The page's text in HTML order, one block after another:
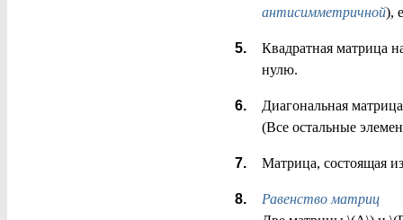
антисимметричной),
Квадратная матрица
нулю.
Диагональная
(Все остальные
Матрица, состоящая
Равенство матриц